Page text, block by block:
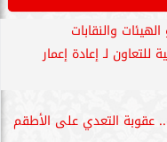
والنقابات
لـ إعادة إعمار
عقوبة التعدي على الأطقم